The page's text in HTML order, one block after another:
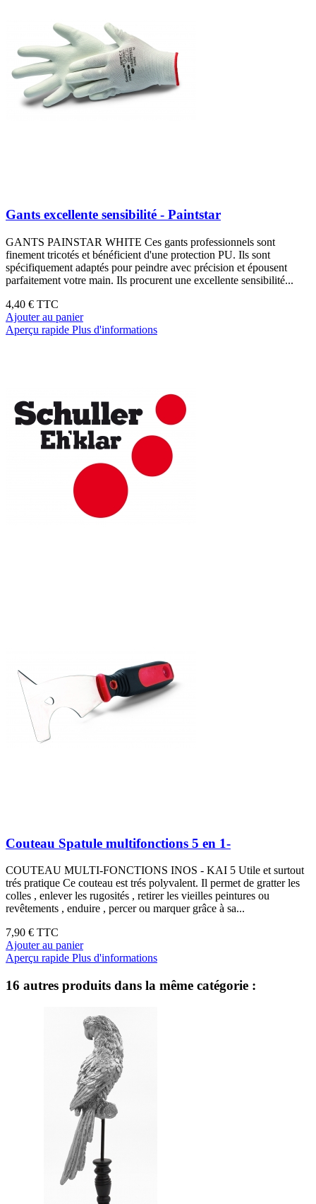
Gants excellente sensibilité - Paintstar
GANTS PAINSTAR WHITE Ces gants professionnels sont
finement tricotés et bénéficient d'une protection PU. Ils sont
spécifiquement adaptés pour peindre avec précision et épousent
parfaitement votre main. Ils procurent une excellente sensibilité...
4,40 € TTC
Ajouter au panier
Aperçu rapide Plus d'informations
Couteau Spatule multifonctions 5 en 1-
COUTEAU MULTI-FONCTIONS INOS - KAI 5 Utile et surtout
trés pratique Ce couteau est trés polyvalent. Il permet de gratter les
colles , enlever les rugosités , retirer les vieilles peintures ou
revêtements , enduire , percer ou marquer grâce à sa...
7,90 € TTC
Ajouter au panier
Aperçu rapide Plus d'informations
16 autres produits dans la même catégorie :